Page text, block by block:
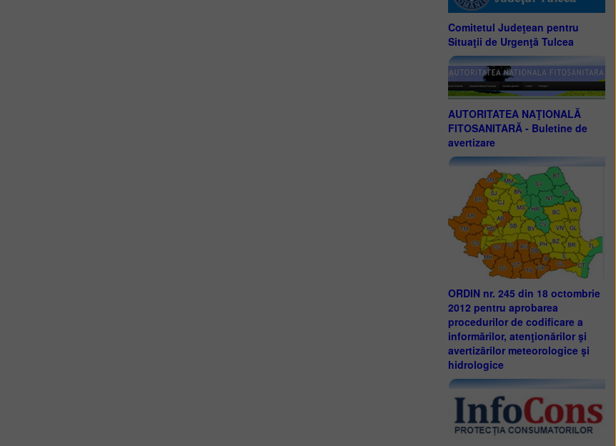
Comitetul Judeţean pentru
Situaţii de Urgenţă Tulcea
AUTORITATEA NAŢIONALĂ
FITOSANITARĂ - Buletine de
avertizare
ORDIN nr. 245 din 18 octombrie
2012 pentru aprobarea
procedurilor de codificare a
informărilor, atenţionărilor şi
avertizărilor meteorologice şi
hidrologice